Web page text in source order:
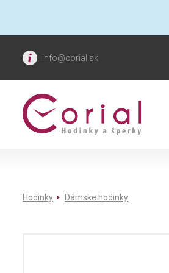
info@corial.sk
Hodinky Dámske hodinky